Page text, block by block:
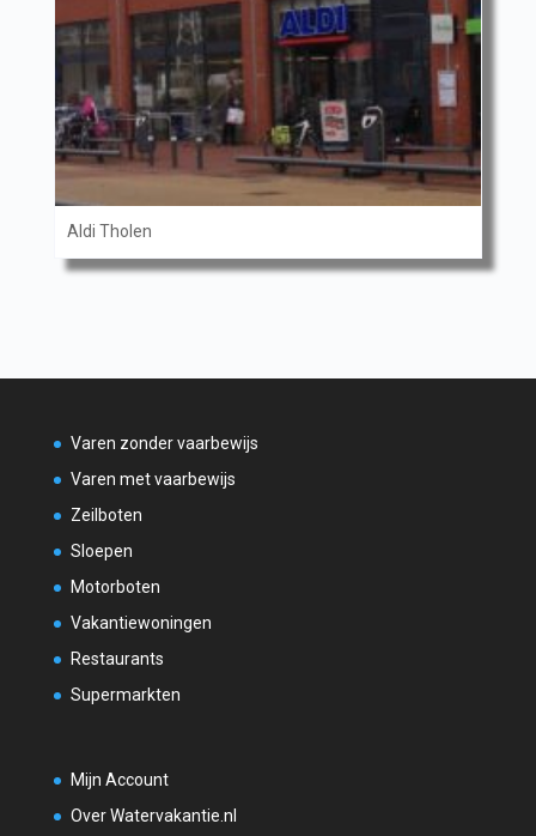
Aldi Tholen
Varen zonder vaarbewijs
Varen met vaarbewijs
Zeilboten
Sloepen
Motorboten
Vakantiewoningen
Restaurants
Supermarkten
Mijn Account
Over Watervakantie.nl